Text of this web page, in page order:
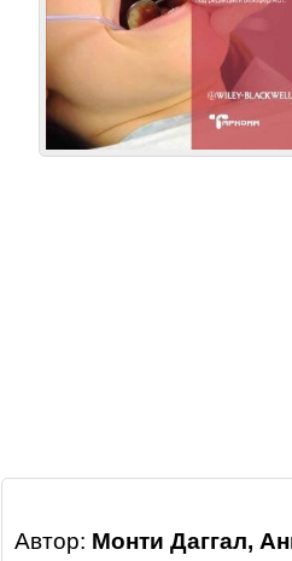
Автор: Монти Даггал,